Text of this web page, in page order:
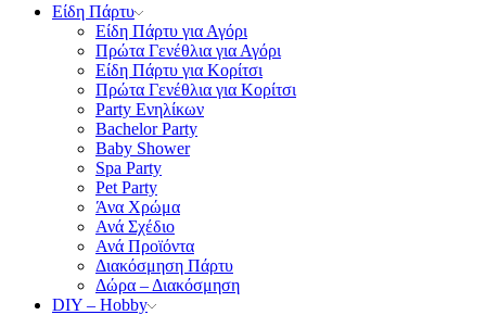
Είδη Πάρτυ
Είδη Πάρτυ για Αγόρι
Πρώτα Γενέθλια για Αγόρι
Είδη Πάρτυ για Κορίτσι
Πρώτα Γενέθλια για Κορίτσι
Party Ενηλίκων
Bachelor Party
Baby Shower
Spa Party
Pet Party
Άνα Χρώμα
Ανά Σχέδιο
Ανά Προϊόντα
Διακόσμηση Πάρτυ
Δώρα – Διακόσμηση
DIY – Hobby